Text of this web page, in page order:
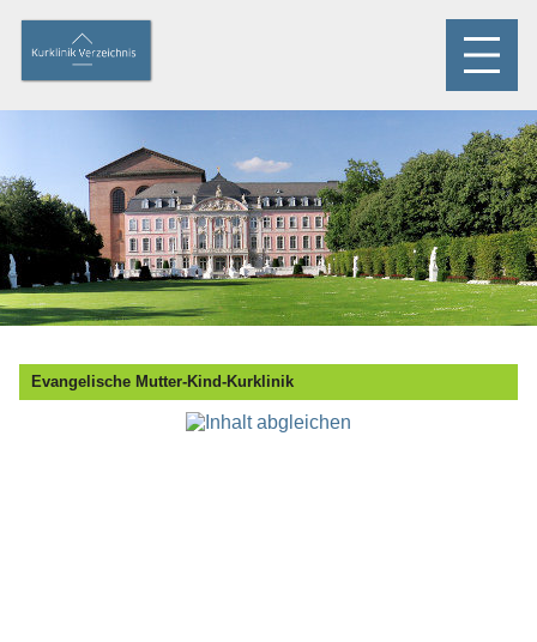
Evangelische Mutter-Kind-Kurklinik